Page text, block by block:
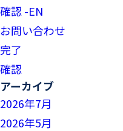
確認 -EN
お問い合わせ
完了
確認
アーカイブ
2026年7月
2026年5月